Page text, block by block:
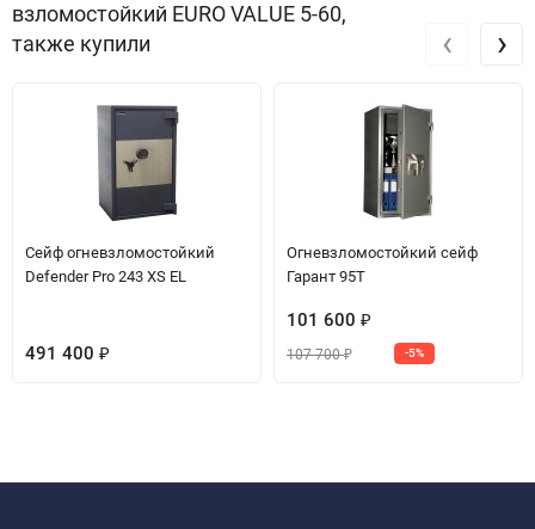
взломостойкий EURO VALUE 5-60,
также купили
Сейф огневзломостойкий
Defender Pro 243 XS EL
491 400 ₽
Огневзломостойкий сейф
Гарант 95T
101 600 ₽
107 700₽ -5%
‹ ›